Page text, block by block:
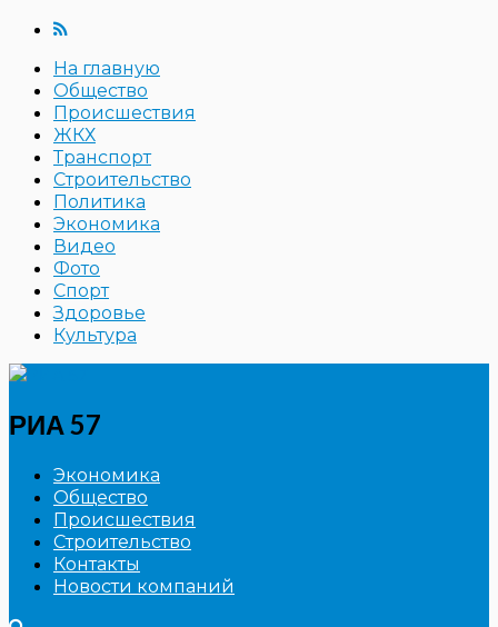
На главную
Общество
Происшествия
ЖКХ
Транспорт
Строительство
Политика
Экономика
Видео
Фото
Спорт
Здоровье
Культура
РИА 57
Экономика
Общество
Происшествия
Строительство
Контакты
Новости компаний